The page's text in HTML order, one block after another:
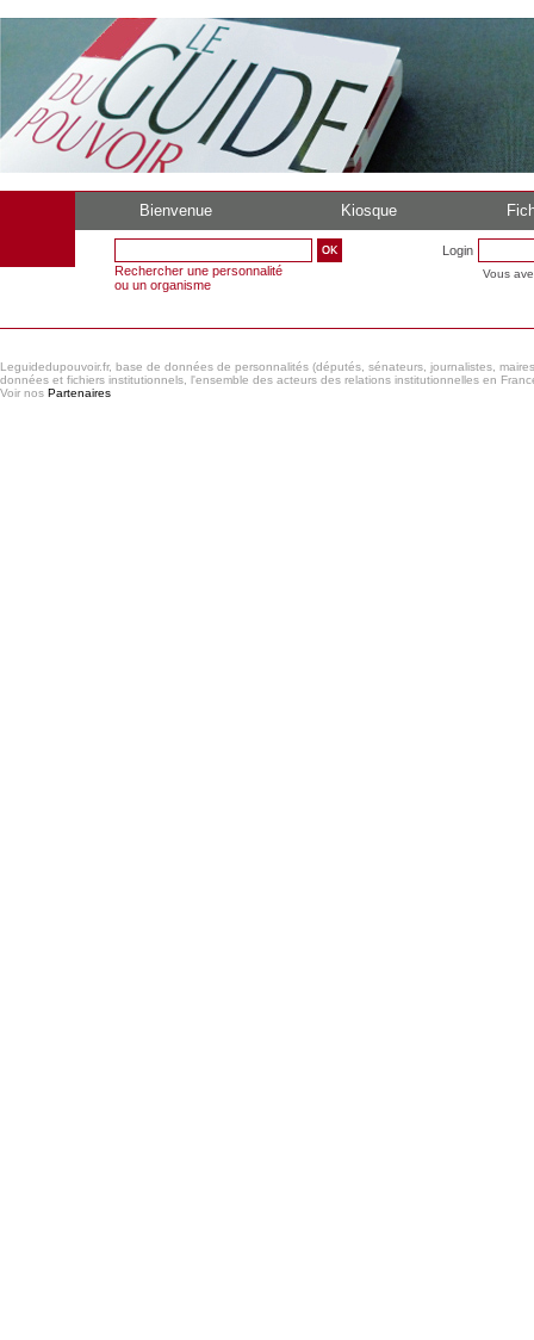
Bienvenue Kiosque
Rechercher une personnalité
ou un organisme
Login
Vous
Leguidedupouvoir.fr, base de données de personnalités (députés, sénateurs, journalistes,
données et fichiers institutionnels, l'ensemble des acteurs des relations institutionnelles en
Voir nos Partenaires